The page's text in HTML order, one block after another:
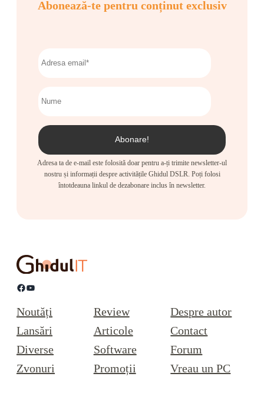
Abonează-te pentru conținut exclusiv
Adresa ta de e-mail este folosită doar pentru a-ți trimite newsletter-ul
nostru și informații despre activitățile Ghidul DSLR. Poți folosi
întotdeauna linkul de dezabonare inclus în newsletter.
Facebook YouTube
Noutăți
Lansări
Diverse
Zvonuri
Review
Articole
Software
Promoții
Despre autor
Contact
Forum
Vreau un PC